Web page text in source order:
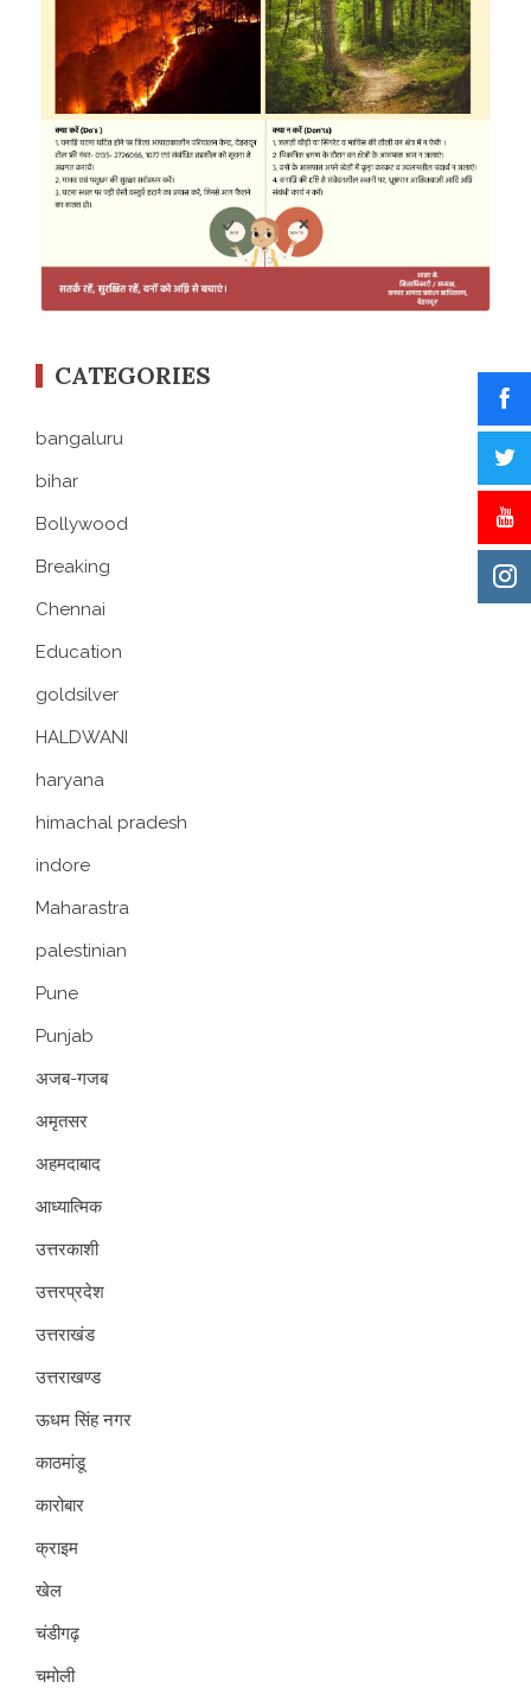
CATEGORIES
bangaluru
bihar
Bollywood
Breaking
Chennai
Education
goldsilver
HALDWANI
haryana
himachal pradesh
indore
Maharastra
palestinian
Pune
Punjab
अजब-गजब
अमृतसर
अहमदाबाद
आध्यात्मिक
उत्तरकाशी
उत्तरप्रदेश
उत्तराखंड
उत्तराखण्ड
ऊधम सिंह नगर
काठमांडू
कारोबार
क्राइम
खेल
चंडीगढ़
चमोली